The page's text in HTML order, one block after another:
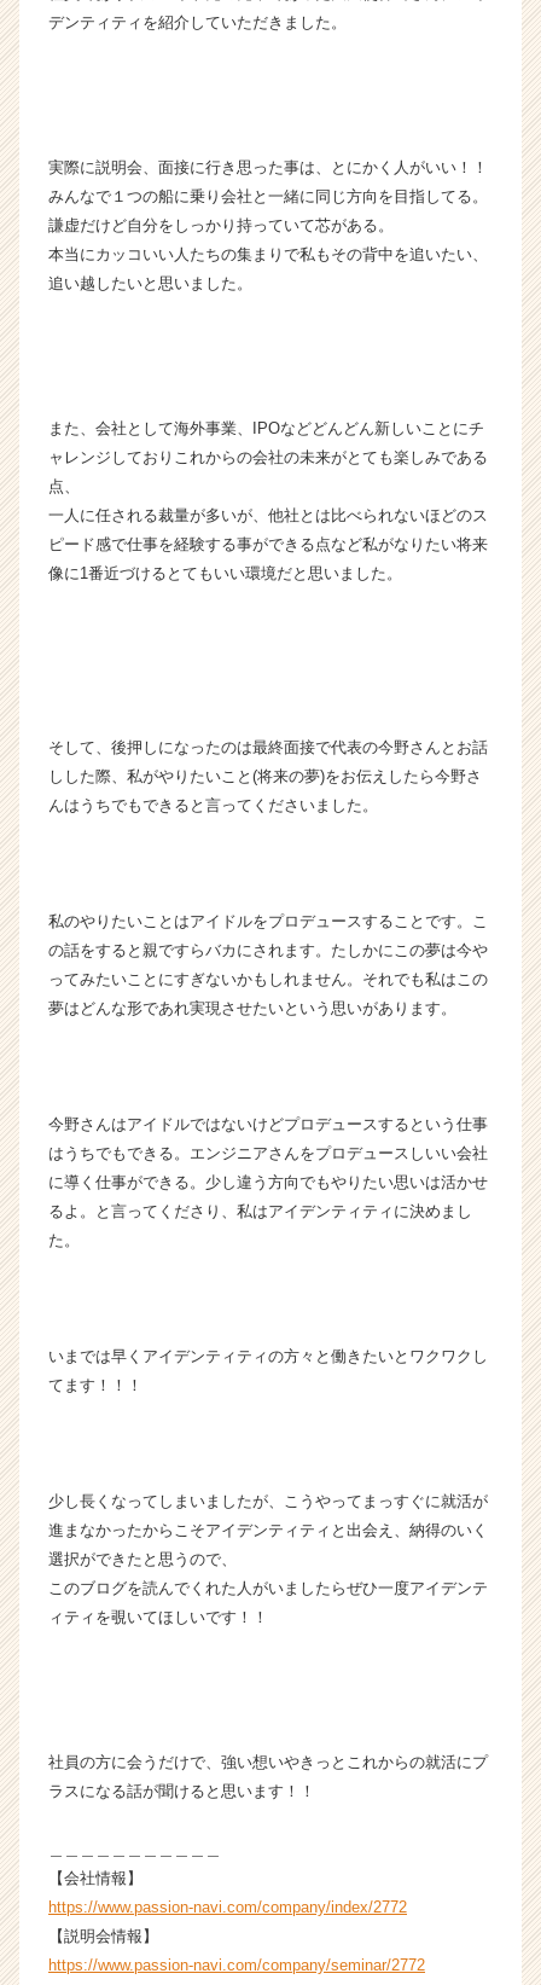
デンティティを紹介していただきました。
実際に説明会、面接に行き思った事は、とにかく人がいい！！
みんなで１つの船に乗り会社と一緒に同じ方向を目指してる。
謙虚だけど自分をしっかり持っていて芯がある。
本当にカッコいい人たちの集まりで私もその背中を追いたい、
追い越したいと思いました。
また、会社として海外事業、IPOなどどんどん新しいことにチ
ャレンジしておりこれからの会社の未来がとても楽しみである
点、
一人に任される裁量が多いが、他社とは比べられないほどのス
ピード感で仕事を経験する事ができる点など私がなりたい将来
像に1番近づけるとてもいい環境だと思いました。
そして、後押しになったのは最終面接で代表の今野さんとお話
しした際、私がやりたいこと(将来の夢)をお伝えしたら今野さ
んはうちでもできると言ってくださいました。
私のやりたいことはアイドルをプロデュースすることです。こ
の話をすると親ですらバカにされます。たしかにこの夢は今や
ってみたいことにすぎないかもしれません。それでも私はこの
夢はどんな形であれ実現させたいという思いがあります。
今野さんはアイドルではないけどプロデュースするという仕事
はうちでもできる。エンジニアさんをプロデュースしいい会社
に導く仕事ができる。少し違う方向でもやりたい思いは活かせ
るよ。と言ってくださり、私はアイデンティティに決めまし
た。
いまでは早くアイデンティティの方々と働きたいとワクワクし
てます！！！
少し長くなってしまいましたが、こうやってまっすぐに就活が
進まなかったからこそアイデンティティと出会え、納得のいく
選択ができたと思うので、
このブログを読んでくれた人がいましたらぜひ一度アイデンテ
ィティを覗いてほしいです！！
社員の方に会うだけで、強い想いやきっとこれからの就活にプ
ラスになる話が聞けると思います！！
【会社情報】
https://www.passion-navi.com/company/index/2772
【説明会情報】
https://www.passion-navi.com/company/seminar/2772